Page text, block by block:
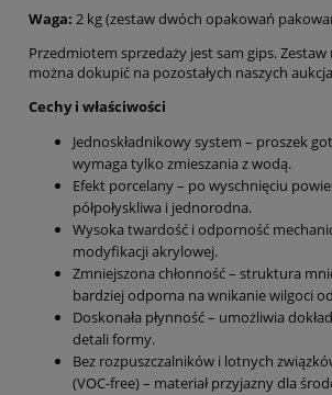
Waga: 2 kg (zestaw dwóch opakowań
Przedmiotem sprzedaży jest sam gips.
można dokupić na pozostałych naszych
Cechy i właściwości
Jednoskładnikowy system – proszek
wymaga tylko zmieszania z wodą.
Efekt porcelany – po wyschnięciu
półpołyskliwa i jednorodna.
Wysoka twardość i odporność
modyfikacji akrylowej.
Zmniejszona chłonność – struktura
bardziej odporna na wnikanie wilgoci
Doskonała płynność – umożliwia
detali formy.
Bez rozpuszczalników i lotnych
(VOC-free) – materiał przyjazny dla